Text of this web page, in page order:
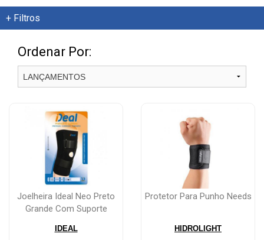
Higiene
Beleza
Protecao
Dermocosmeticos
Aparelhos
+ Filtros
Ordenar Por:
Joelheira Ideal Neo Preto
Grande Com Suporte
IDEAL
Protetor Para Punho Needs
HIDROLIGHT